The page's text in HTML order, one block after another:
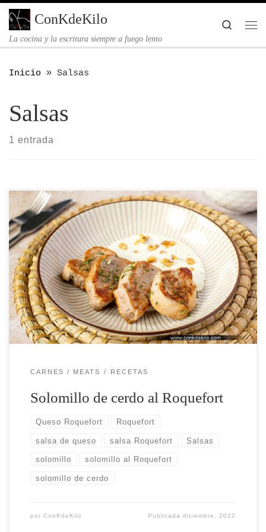
Saltar al contenido
ConKdeKilo
La cocina y la escritura siempre a fuego lento
Inicio » Salsas
Salsas
1 entrada
La receta de solomillo al Roquefort está para
chuparse los dedos. Aprende a hacer esta receta
paso a paso.
CARNES / MEATS RECETAS
Solomillo de cerdo al Roquefort
Queso Roquefort Roquefort
salsa de queso salsa Roquefort Salsas
solomillo solomillo al Roquefort
solomillo de cerdo
por ConKdeKilo Publicadadiciembre, 2022